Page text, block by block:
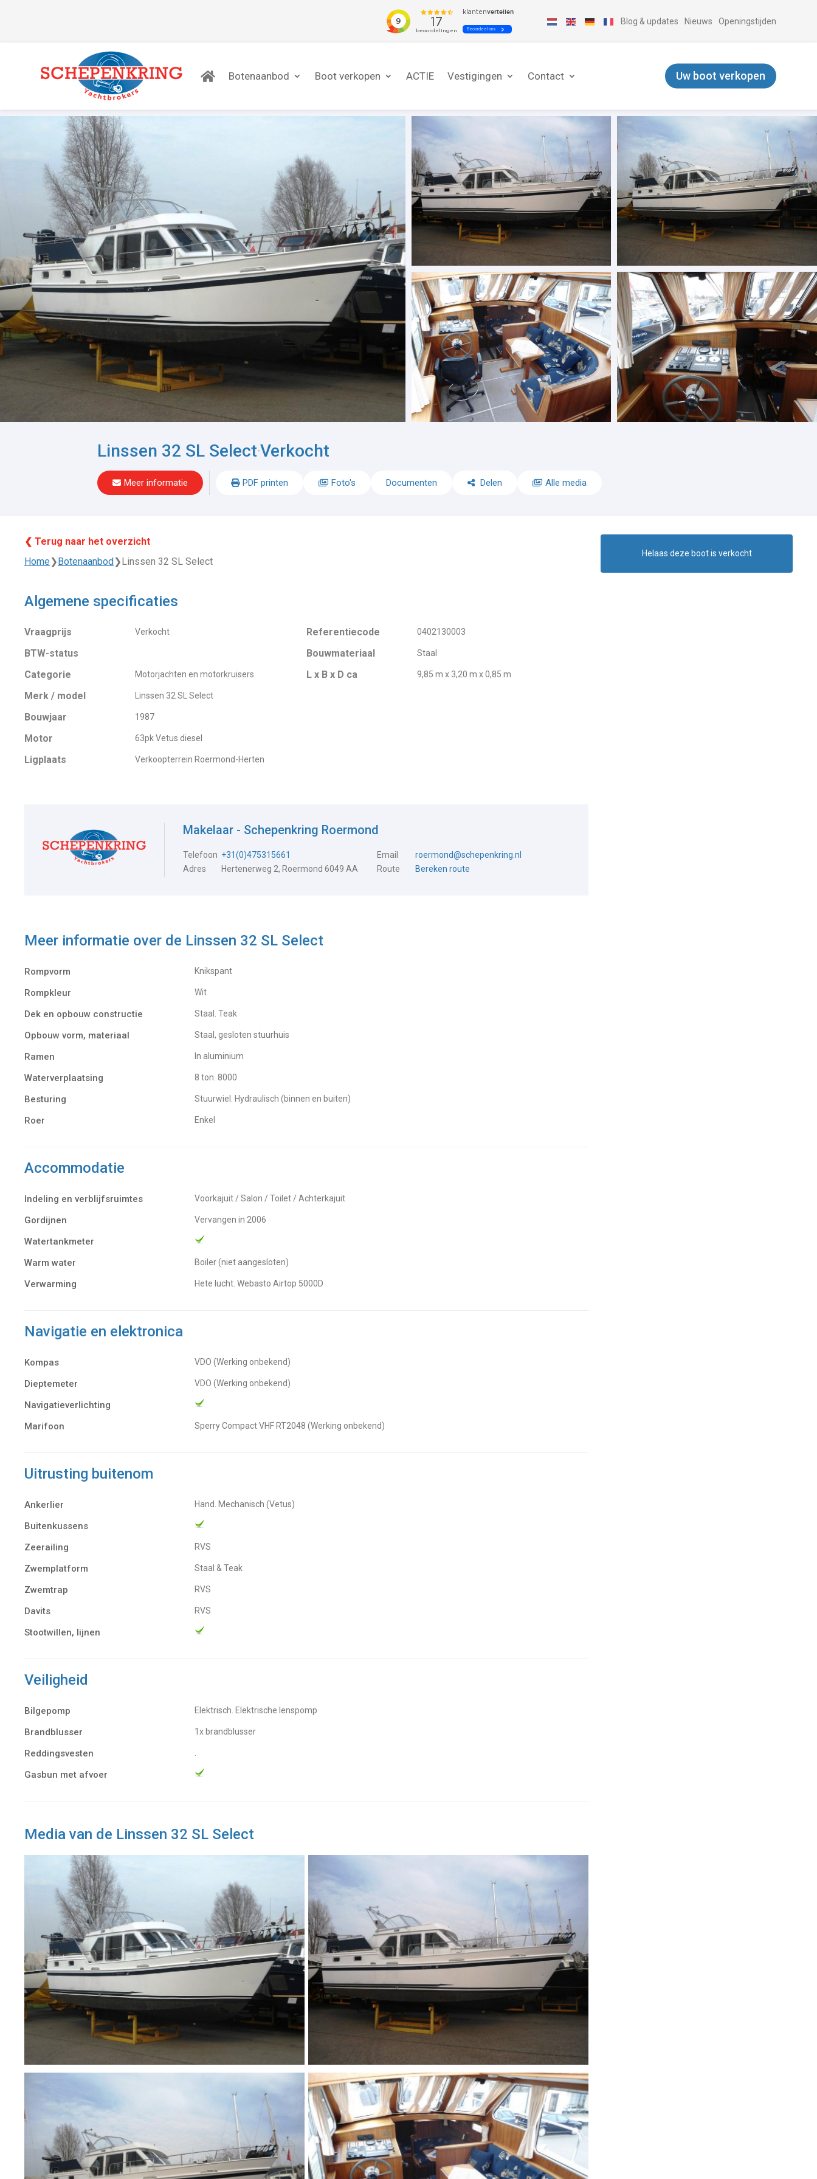
Blog & updates Nieuws Openingstijden
Botenaanbod Boot verkopen ACTIE Vestigingen Contact Uw boot verkopen
Linssen 32 SL Select-Verkocht
Meer informatie PDF printen Foto's Documenten Delen Alle media
❮ Terug naar het overzicht
Home❯Botenaanbod❯Linssen 32 SL Select
Algemene specificaties
Vraagprijs Verkocht
BTW-status
Categorie
Motorjachten en motorkruisers
Merk / model Linssen 32 SL Select
Bouwjaar 1987
Motor 63pk Vetus diesel
Ligplaats Verkoopterrein Roermond-Herten
Referentiecode 0402130003
Bouwmateriaal Staal
L x B x D ca 9,85 m x 3,20 m x 0,85 m
Makelaar - Schepenkring Roermond
Telefoon +31(0)475315661 Email
roermond@schepenkring.nl
Adres
Hertenerweg 2, Roermond 6049 AA Route Bereken route
Meer informatie over de Linssen 32 SL Select
Rompvorm Knikspant
Rompkleur Wit
Dek en opbouw constructie Staal. Teak
Opbouw vorm, materiaal Staal, gesloten stuurhuis
Ramen In aluminium
Waterverplaatsing 8 ton. 8000
Besturing Stuurwiel. Hydraulisch (binnen en buiten)
Roer Enkel
Accommodatie
Indeling en verblijfsruimtes Voorkajuit / Salon / Toilet / Achterkajuit
Gordijnen Vervangen in 2006
Watertankmeter
Warm water
Boiler (niet aangesloten)
Verwarming hete lucht. Webasto Airtop 5000D
Navigatie en elektronica
Kompas VDO (Werking onbekend)
Dieptemeter VDO (Werking onbekend)
Navigatieverlichting
Marifoon
Sperry Compact VHF RT2048 (Werking onbekend)
Uitrusting buitenom
Ankerlier Hand. Mechanisch (Vetus)
Buitenkussens
Zeerailing
RVS
Zwemplatform Staal & Teak
Zwemtrap RVS
Davits RVS
Stootwillen, lijnen
Veiligheid
Bilgepomp Elektrisch. Elektrische lenspomp
Brandblusser 1x brandblusser
Reddingsvesten
Gasbun met afvoer
Media van de Linssen 32 SL Select
Helaas deze boot is verkocht